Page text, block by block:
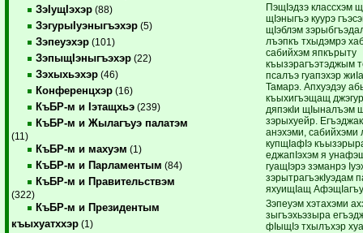
ЗэIущIэхэр (88)
ЗэгурыIуэныгъэхэр (5)
Зэпеуэхэр (101)
ЗэпыщIэныгъэхэр (22)
Зэхыхьэхэр (46)
Конференцхэр (16)
КъБР-м и Iэтащхьэ (239)
КъБР-м и Жылагъуэ палатэм
(11)
КъБР-м и махуэм (1)
КъБР-м и Парламентым (84)
КъБР-м и Правительствэм
(322)
КъБР-м и Президентым
къыхуатххэр (1)
ПэщIэдзэ классхэм
щIэныгъэ куурэ
щIэблэм
лъэпкъ тхыдэмрэ
сабийхэм япкърыту
къызэрагъэтэджым
псалъэ гуапэхэр
Тамарэ. Апхуэдэу
къыхигъэщащ
дяпэкIи щIыналъэм
зэрыхуейр.
анэхэми, сабийхэми
купщIафIэ
еджапIэхэм я
гуащIэрэ зэманрэ
зэрытрагъэкIуэдам
яхуищIащ
Зэпеуэм хэтахэми
зыгъэхьэзыра
фIыщIэ тхылъхэр